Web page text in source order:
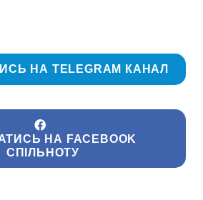
НА TELEGRAM КАНАЛ
НА FACEBOOK
СПІЛЬНОТУ